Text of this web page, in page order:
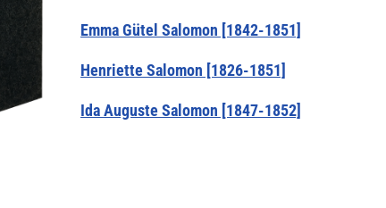
Emma Gütel Salomon [1842-1851]
Henriette Salomon [1826-1851]
Ida Auguste Salomon [1847-1852]